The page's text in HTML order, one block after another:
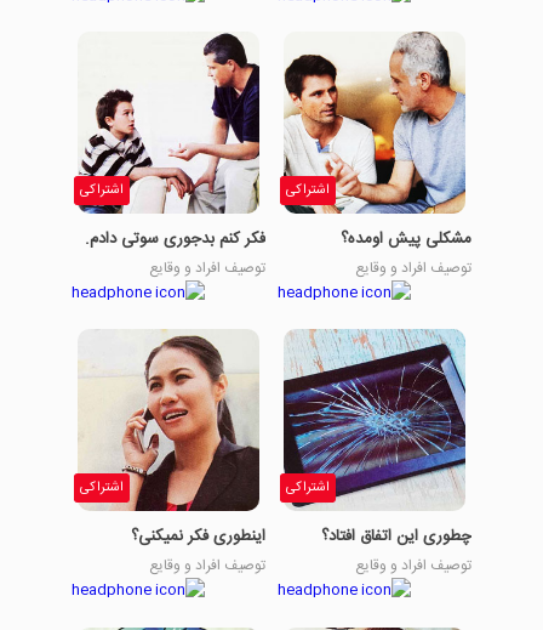
اشتراکی
مشکلی پیش اومده؟
توصیف افراد و وقایع
اشتراکی
فکر کنم بدجوری سوتی دادم.
توصیف افراد و وقایع
اشتراکی
چطوری این اتفاق افتاد؟
توصیف افراد و وقایع
اشتراکی
اینطوری فکر نمیکنی؟
توصیف افراد و وقایع